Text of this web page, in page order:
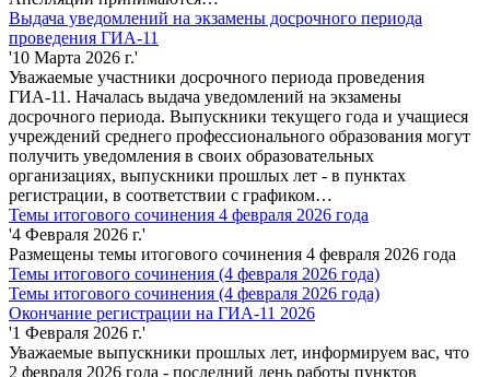
Выдача уведомлений на экзамены досрочного периода
проведения ГИА-11
'10 Марта 2026 г.'
Уважаемые участники досрочного периода проведения
ГИА-11. Началась выдача уведомлений на экзамены
досрочного периода. Выпускники текущего года и учащиеся
учреждений среднего профессионального образования могут
получить уведомления в своих образовательных
организациях, выпускники прошлых лет - в пунктах
регистрации, в соответствии с графиком…
Темы итогового сочинения 4 февраля 2026 года
'4 Февраля 2026 г.'
Размещены темы итогового сочинения 4 февраля 2026 года
Темы итогового сочинения (4 февраля 2026 года)
Темы итогового сочинения (4 февраля 2026 года)
Окончание регистрации на ГИА-11 2026
'1 Февраля 2026 г.'
Уважаемые выпускники прошлых лет, информируем вас, что
2 февраля 2026 года - последний день работы пунктов